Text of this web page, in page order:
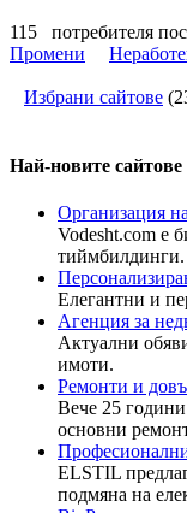
115 потребителя
Промени
Избрани сайтове (
Най-новите сайтoве
Организация
Vodesht.com е
тиймбилдинги.
Елегантни и
Агенция за
Актуални
имоти.
Ремонти и
Вече 25
основни
ELSTIL
подмяна на